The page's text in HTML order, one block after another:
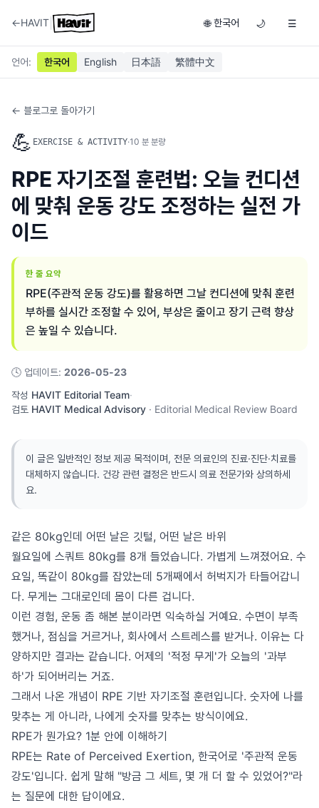
←HAVIT 🌐 한국어 🌙 ☰
언어: 한국어 English 日本語 繁體中文
← 블로그로 돌아가기
💪 EXERCISE & ACTIVITY·10 분 분량
RPE 자기조절 훈련법: 오늘 컨디션
에 맞춰 운동 강도 조정하는 실전 가
이드
한 줄 요약
RPE(주관적 운동 강도)를 활용하면 그날 컨디션에 맞춰 훈련
부하를 실시간 조정할 수 있어, 부상은 줄이고 장기 근력 향상
은 높일 수 있습니다.
🕓 업데이트: 2026-05-23
작성 HAVIT Editorial Team·
검토 HAVIT Medical Advisory · Editorial Medical Review Board
이 글은 일반적인 정보 제공 목적이며, 전문 의료인의 진료·진단·치료를
대체하지 않습니다. 건강 관련 결정은 반드시 의료 전문가와 상의하세
요.
같은 80kg인데 어떤 날은 깃털, 어떤 날은 바위
월요일에 스쿼트 80kg를 8개 들었습니다. 가볍게 느껴졌어요. 수
요일, 똑같이 80kg를 잡았는데 5개째에서 허벅지가 타들어갑니
다. 무게는 그대로인데 몸이 다른 겁니다.
이런 경험, 운동 좀 해본 분이라면 익숙하실 거예요. 수면이 부족
했거나, 점심을 거르거나, 회사에서 스트레스를 받거나. 이유는 다
양하지만 결과는 같습니다. 어제의 '적정 무게'가 오늘의 '과부
하'가 되어버리는 거죠.
그래서 나온 개념이 RPE 기반 자기조절 훈련입니다. 숫자에 나를
맞추는 게 아니라, 나에게 숫자를 맞추는 방식이에요.
RPE가 뭔가요? 1분 안에 이해하기
RPE는 Rate of Perceived Exertion, 한국어로 '주관적 운동
강도'입니다. 쉽게 말해 "방금 그 세트, 몇 개 더 할 수 있었어?"라
는 질문에 대한 답이에요.